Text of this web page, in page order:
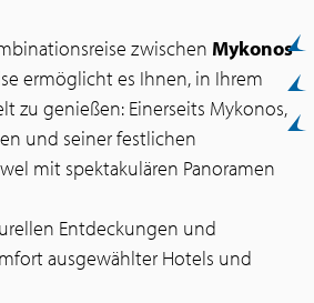
zwischen Mykonos
ermöglicht es Ihnen, in Ihrem
zu genießen: Einerseits Mykonos,
und seiner festlichen
mit spektakulären Panoramen
Entdeckungen und
ausgewählter Hotels und